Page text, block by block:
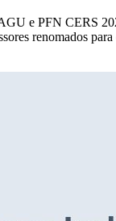
e PFN CERS
renomados para